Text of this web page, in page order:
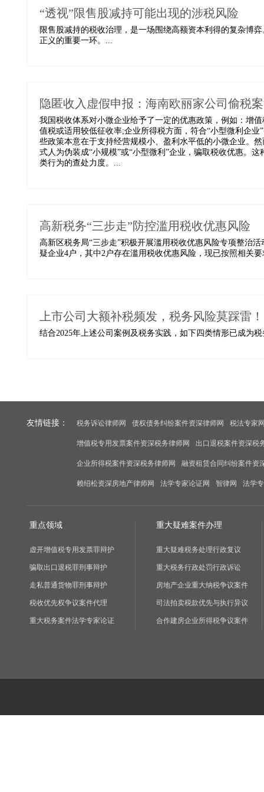
“透视”限售股减持可能出现的涉税风险
限售股减持的税收治理，是一场围绕高额资本利得的复杂博
正义的重要一环。...
隐匿收入虚假申报：海南欧丽家公司偷税
我国税收体系对小微企业给予了一定的优惠政策，例如：增
值税或适用较低征收率;企业所得税方面，符合“小型微利企
些政策本意在于支持经营规模小、盈利水平低的小微企业。
式人为伪装成“小规模”或“小型微利”企业，骗取税收优惠。
类行为的查处力度。...
高新税务“三步走”防控滥用税收优惠风险
高新区税务局“三步走”积极开展滥用税收优惠风险专项整治
疑企业4户，其中2户存在滥用税收优惠风险，现已按照相关
上市公司大额补税频发，税务风险莫踩雷！
结合2025年上述公司案例及税务实践，如下四类情形已成为
友情链接： 税务诉讼律师网 债权债务纠纷案件资深律师网 税法专家
增值税专用发票案件资深税务律师网 出口退税案件资深税
企业所得税案件资深税务律师网 融资租赁合同纠纷案件资
赖绍松资深房地产律师网 法学专家论证网 智律网 法学
重点领域
虚开增值税专用发票罪辩护
骗取出口退税罪刑事辩护
走私普通货物罪刑事辩护
税收优先权争议案件代理
重大税务案件法学专家论证
重大疑难案件办理
重大疑难税务处理行政复议
重大税务行政处罚行政诉讼
房地产企业重大纳税争议案件
司法拍卖税款优先与执行异议
合作建房企业所得税争议案件